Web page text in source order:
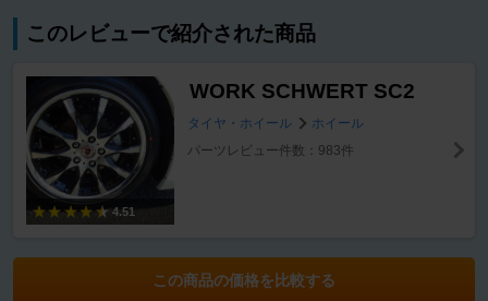
このレビューで紹介された商品
4.51
WORK SCHWERT SC2
タイヤ・ホイール
ホイール
パーツレビュー件数：983件
この商品の価格を比較する